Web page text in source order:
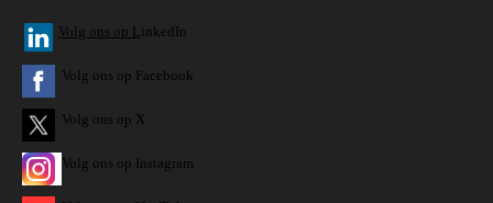
Volg ons op L inkedIn
Volg ons op Facebook
Volg ons op X
Volg ons op Instagram